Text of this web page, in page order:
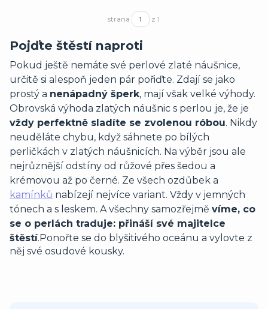
strana z 1
Pojďte štěstí naproti
Pokud ještě nemáte své perlové zlaté náušnice,
určitě si alespoň jeden pár pořiďte. Zdají se jako
prostý a nenápadný šperk, mají však velké výhody.
Obrovská výhoda zlatých náušnic s perlou je, že je
vždy perfektně sladíte se zvolenou róbou. Nikdy
neuděláte chybu, když sáhnete po bílých
perličkách v zlatých náušnicích. Na výběr jsou ale
nejrůznější odstíny od růžové přes šedou a
krémovou až po černé. Ze všech ozdůbek a
kamínků nabízejí nejvíce variant. Vždy v jemných
tónech a s leskem. A všechny samozřejmě víme, co
se o perlách traduje: přináší své majitelce
štěstí. Ponořte se do blyšitivého oceánu a vylovte z
něj své osudové kousky.